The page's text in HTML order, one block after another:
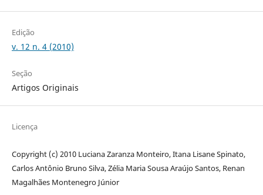
Edição
v. 12 n. 4 (2010)
Seção
Artigos Originais
Licença
Copyright (c) 2010 Luciana Zaranza Monteiro, Itana Lisane Spinato,
Carlos Antônio Bruno Silva, Zélia Maria Sousa Araújo Santos, Renan
Magalhães Montenegro Júnior